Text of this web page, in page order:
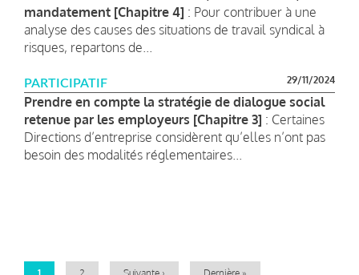
mandatement [Chapitre 4] : Pour contribuer à une
analyse des causes des situations de travail syndical à
risques, repartons de...
PARTICIPATIF 29/11/2024
Prendre en compte la stratégie de dialogue social
retenue par les employeurs [Chapitre 3] : Certaines
Directions d’entreprise considèrent qu’elles n’ont pas
besoin des modalités réglementaires...